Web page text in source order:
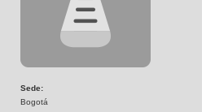
Sede:
Bogotá